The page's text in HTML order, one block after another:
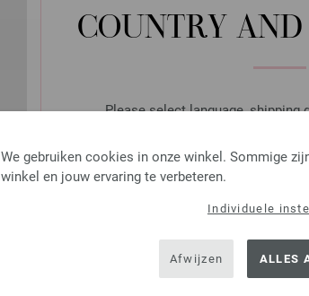
COUNTRY
Please select language, shipping
SHIPPING TO
USA - The United
We gebruiken cookies in onze winkel. Sommige
winkel en jouw ervaring te verbeteren.
Individuele
Afwijzen ALLES